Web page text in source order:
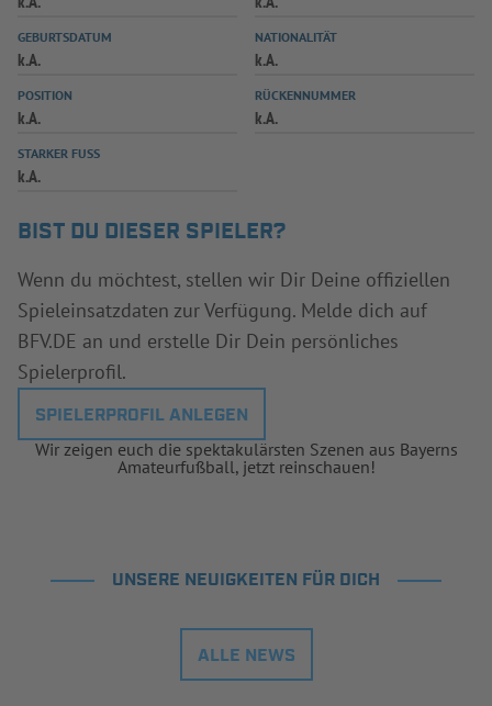
SPIELPLUS
GEBURTSDATUM
k.A.
NATIONALITÄT
k.A.
POSITION
k.A.
RÜCKENNUMMER
k.A.
STARKER FUSS
k.A.
BIST DU DIESER SPIELER?
Wenn du möchtest, stellen wir Dir Deine offiziellen
Spieleinsatzdaten zur Verfügung. Melde dich auf
BFV.DE an und erstelle Dir Dein persönliches
Spielerprofil.
SPIELERPROFIL ANLEGEN
Wir zeigen euch die spektakulärsten Szenen aus Bayerns
Amateurfußball, jetzt reinschauen!
UNSERE NEUIGKEITEN FÜR DICH
ALLE NEWS